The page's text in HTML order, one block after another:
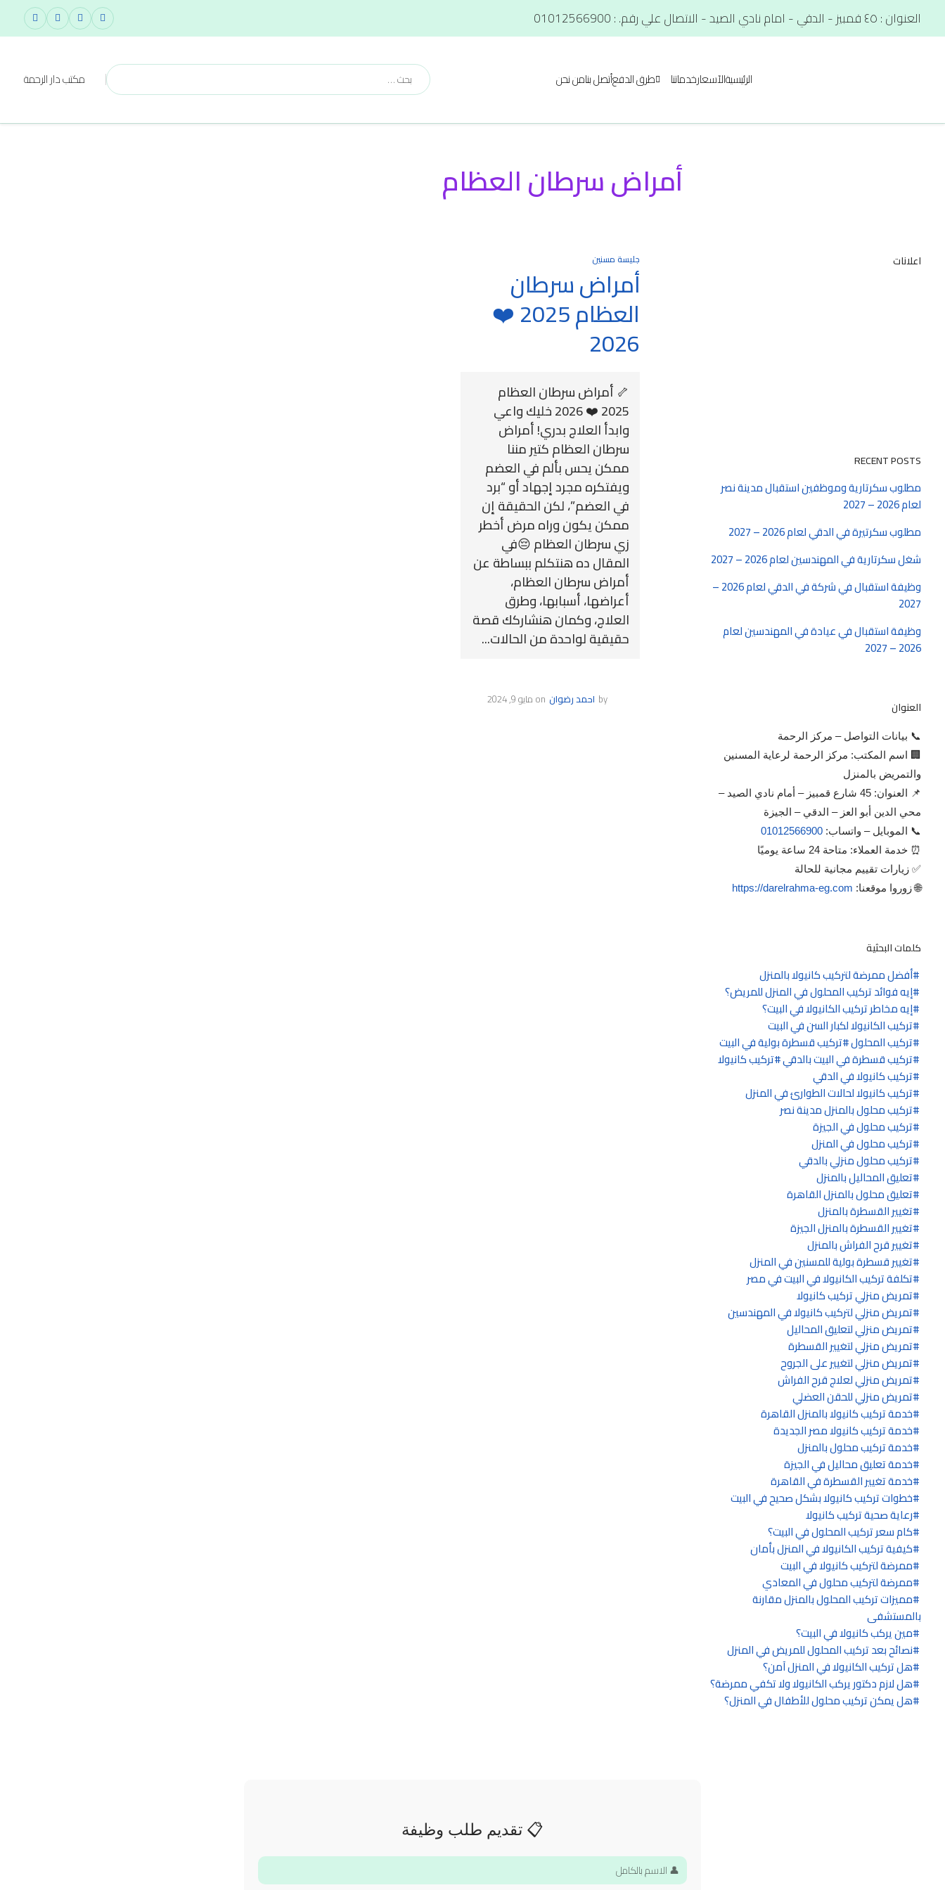
العنوان : ٤٥ قمبيز - الدقي - امام نادي الصيد - الاتصال علي رقم. : 01012566900
الرئيسيةالآسعارخدماتنا طرق الدفعأتصل بنامن نحن مكتب دار الرحمة
أمراض سرطان العظام
جليسة مسنين
أمراض سرطان
العظام 2025 ❤️
2026
🦴 أمراض سرطان العظام
2025 ❤️ 2026 خليك واعي
وابدأ العلاج بدري! أمراض
سرطان العظام كتير مننا
ممكن يحس بألم في العضم
ويفتكره مجرد إجهاد أو “برد
في العضم”، لكن الحقيقة إن
ممكن يكون وراه مرض أخطر
زي سرطان العظام 😔في
المقال ده هنتكلم ببساطة عن
أمراض سرطان العظام،
أعراضها، أسبابها، وطرق
العلاج، وكمان هنشاركك قصة
حقيقية لواحدة من الحالات...
by احمد رضوان on مايو 9, 2024
اعلانات
RECENT POSTS
مطلوب سكرتارية وموظفين استقبال مدينة نصر
لعام 2026 – 2027
مطلوب سكرتيرة في الدقي لعام 2026 – 2027
شغل سكرتارية في المهندسين لعام 2026 – 2027
وظيفة استقبال في شركة في الدقي لعام 2026 –
2027
وظيفة استقبال في عيادة في المهندسين لعام
2026 – 2027
العنوان
📞 بيانات التواصل – مركز الرحمة
🏢 اسم المكتب: مركز الرحمة لرعاية المسنين
والتمريض بالمنزل
📌 العنوان: 45 شارع قمبيز – أمام نادي الصيد –
محي الدين أبو العز – الدقي – الجيزة
📞 الموبايل – واتساب: 01012566900
⏰ خدمة العملاء: متاحة 24 ساعة يوميًا
✅ زيارات تقييم مجانية للحالة
🌐 زوروا موقعنا: https://darelrahma-eg.com
كلمات البحثية
أفضل ممرضة لتركيب كانيولا بالمنزل
إيه فوائد تركيب المحلول في المنزل للمريض؟
إيه مخاطر تركيب الكانيولا في البيت؟
تركيب الكانيولا لكبار السن في البيت
تركيب المحلول تركيب قسطرة بولية في البيت
تركيب قسطرة في البيت بالدقي تركيب كانيولا
تركيب كانيولا في الدقي
تركيب كانيولا لحالات الطوارئ في المنزل
تركيب محلول بالمنزل مدينة نصر
تركيب محلول في الجيزة
تركيب محلول في المنزل
تركيب محلول منزلي بالدقي
تعليق المحاليل بالمنزل
تعليق محلول بالمنزل القاهرة
تغيير القسطرة بالمنزل
تغيير القسطرة بالمنزل الجيزة
تغيير قرح الفراش بالمنزل
تغيير قسطرة بولية للمسنين في المنزل
تكلفة تركيب الكانيولا في البيت في مصر
تمريض منزلي تركيب كانيولا
تمريض منزلي لتركيب كانيولا في المهندسين
تمريض منزلي لتعليق المحاليل
تمريض منزلي لتغيير القسطرة
تمريض منزلي لتغيير على الجروح
تمريض منزلي لعلاج قرح الفراش
تمريض منزلي للحقن العضلي
خدمة تركيب كانيولا بالمنزل القاهرة
خدمة تركيب كانيولا مصر الجديدة
خدمة تركيب محلول بالمنزل
خدمة تعليق محاليل في الجيزة
خدمة تغيير القسطرة في القاهرة
خطوات تركيب كانيولا بشكل صحيح في البيت
رعاية صحية تركيب كانيولا
كام سعر تركيب المحلول في البيت؟
كيفية تركيب الكانيولا في المنزل بأمان
ممرضة لتركيب كانيولا في البيت
ممرضة لتركيب محلول في المعادي
مميزات تركيب المحلول بالمنزل مقارنة
بالمستشفى
مين يركب كانيولا في البيت؟
نصائح بعد تركيب المحلول للمريض في المنزل
هل تركيب الكانيولا في المنزل آمن؟
هل لازم دكتور يركب الكانيولا ولا تكفي ممرضة؟
هل يمكن تركيب محلول للأطفال في المنزل؟
📋 تقديم طلب وظيفة